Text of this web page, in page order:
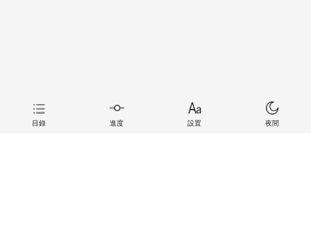
目錄 進度 設置 夜間